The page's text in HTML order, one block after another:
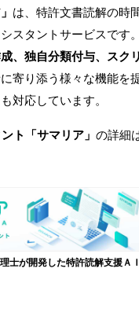
は、特許文書読解の時
スタントサービスです
、独自分類付与、スク
寄り添う様々な機能を
対応しています。
ト「サマリア」 の詳細
理士が開発した特許読解支援Ａ